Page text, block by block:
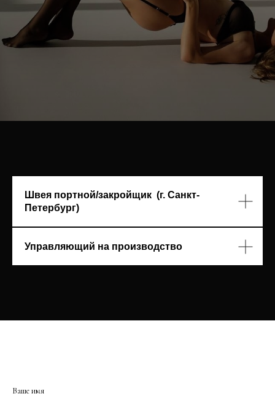
Швея портной/закройщик (г. Санкт-
Петербург)
Управляющий на производство
Ваше имя